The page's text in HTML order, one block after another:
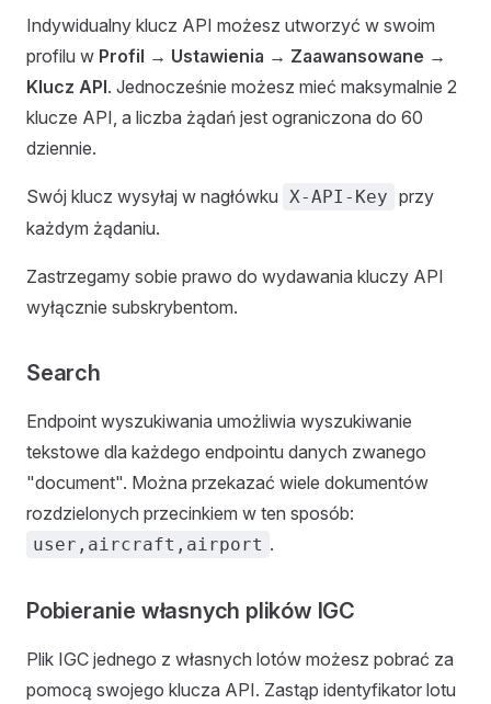
Indywidualny klucz API możesz utworzyć w swoim
profilu w Profil → Ustawienia → Zaawansowane →
Klucz API. Jednocześnie możesz mieć maksymalnie 2
klucze API, a liczba żądań jest ograniczona do 60
dziennie.
Swój klucz wysyłaj w nagłówku X-API-Key przy
każdym żądaniu.
Zastrzegamy sobie prawo do wydawania kluczy API
wyłącznie subskrybentom.
Search
Endpoint wyszukiwania umożliwia wyszukiwanie
tekstowe dla każdego endpointu danych zwanego
"document". Można przekazać wiele dokumentów
rozdzielonych przecinkiem w ten sposób:
user,aircraft,airport .
Pobieranie własnych plików IGC
Plik IGC jednego z własnych lotów możesz pobrać za
pomocą swojego klucza API. Zastąp identyfikator lotu